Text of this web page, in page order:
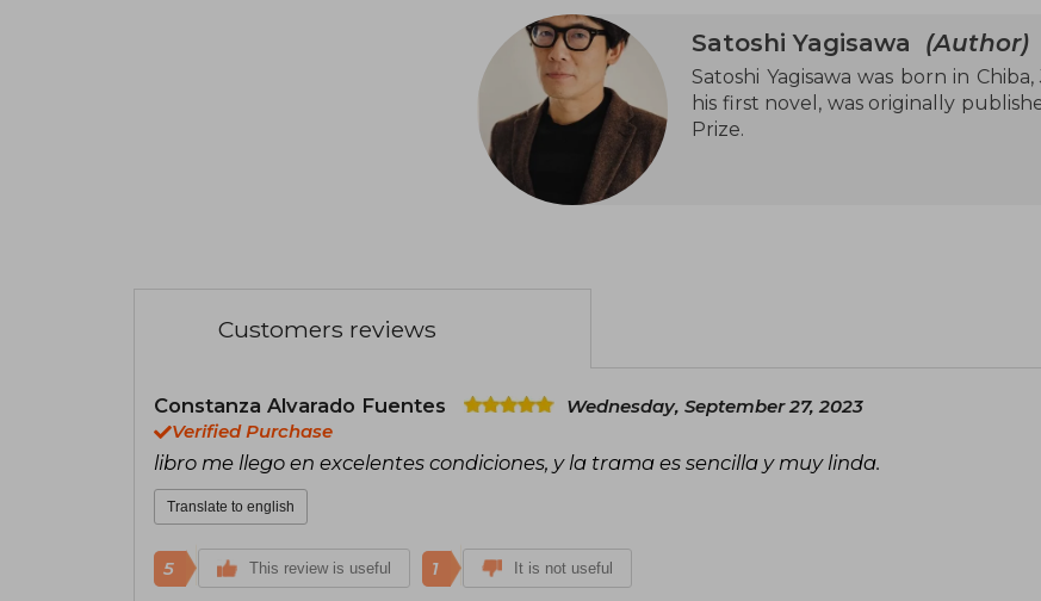
Satoshi Yagisawa (Author)
Satoshi Yagisawa was born in
his first novel, was originally
Prize.
Customers reviews
Constanza Alvarado Fuentes
Wednesday, September 27, 2023
Verified Purchase
libro me llego en excelentes condiciones, y la trama es sencilla y muy linda.
Translate to english
5 This review is useful 1 It is not useful